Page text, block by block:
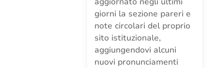
giorni la sezione pareri e
note circolari del proprio
sito istituzionale,
aggiungendovi alcuni
nuovi pronunciamenti